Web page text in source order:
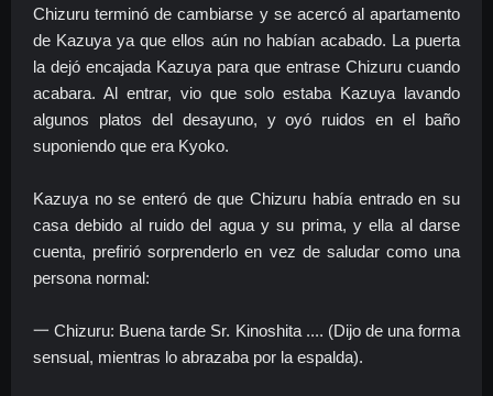
Chizuru terminó de cambiarse y se acercó al apartamento
de Kazuya ya que ellos aún no habían acabado. La puerta
la dejó encajada Kazuya para que entrase Chizuru cuando
acabara. Al entrar, vio que solo estaba Kazuya lavando
algunos platos del desayuno, y oyó ruidos en el baño
suponiendo que era Kyoko.
Kazuya no se enteró de que Chizuru había entrado en su
casa debido al ruido del agua y su prima, y ella al darse
cuenta, prefirió sorprenderlo en vez de saludar como una
persona normal:
一 Chizuru: Buena tarde Sr. Kinoshita .... (Dijo de una forma
sensual, mientras lo abrazaba por la espalda).